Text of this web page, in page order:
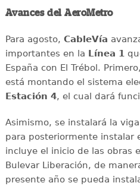
Avances del AeroMetro
Para agosto, CableVía
importantes en la Línea 1
España con El Trébol.
está montando el sistema
Estación 4, el cual dará
Asimismo, se instalará la
para posteriormente instalar
incluye el inicio de las obras
Bulevar Liberación, de
presente año se pueda